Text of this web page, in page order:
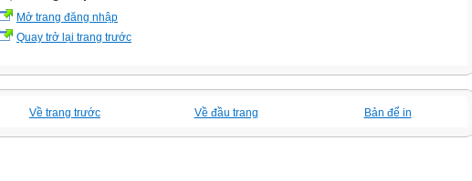
Mở trang đăng nhập
Quay trở lại trang trước
Về trang trước Về đầu trang Bản để in